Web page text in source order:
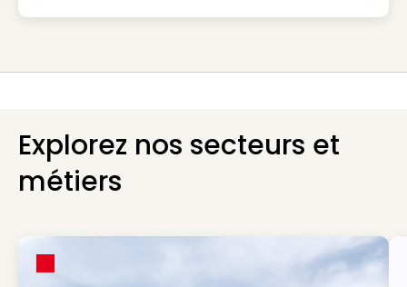
Explorez nos secteurs et
métiers